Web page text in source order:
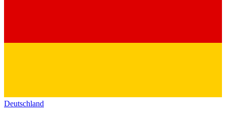
Deutschland